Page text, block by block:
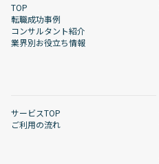
TOP
転職成功事例
コンサルタント紹介
業界別お役立ち情報
サービスTOP
ご利用の流れ